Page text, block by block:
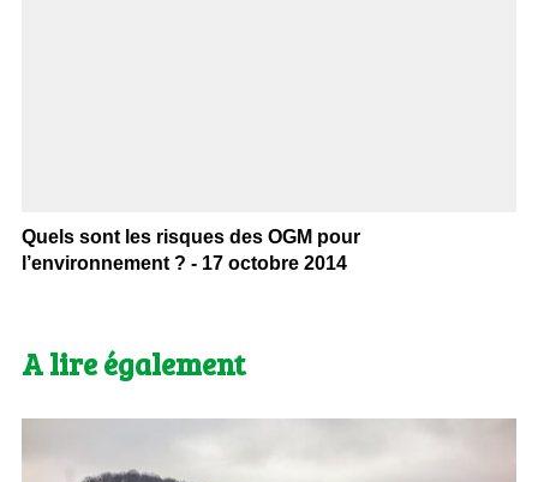
Quels sont les risques des OGM pour
l’environnement ? - 17 octobre 2014
A lire également